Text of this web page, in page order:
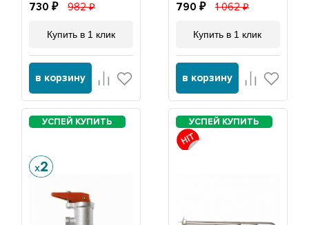
730 982
Купить в 1 клик
в корзину
790 1 062
Купить в 1 клик
в корзину